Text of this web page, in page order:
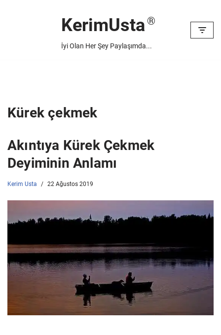
KerimUsta
İyi Olan Her Şey Paylaşımda...
Kürek çekmek
Akıntıya Kürek Çekmek
Deyiminin Anlamı
Kerim Usta 22 Ağustos 2019